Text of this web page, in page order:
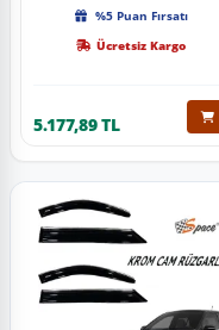
%5 Puan Fırsatı
Ücretsiz Kargo
5.177,89 TL